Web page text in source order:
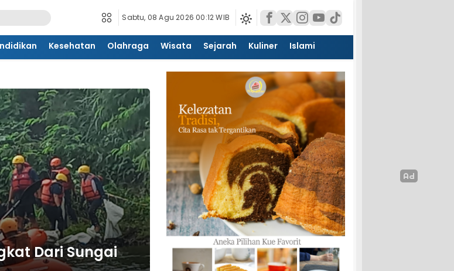
Sabtu, 08 Agu 2026 00:12 WIB
Kesehatan Olahraga Wisata Sejarah Kuliner Islami
Dari Sungai